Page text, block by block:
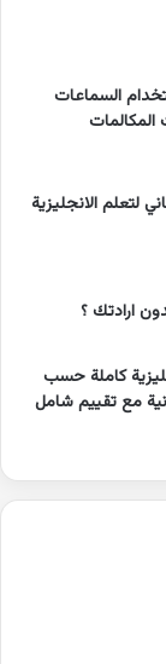
السماعات
لتعلم الانجليزية
ارادتك ؟
كاملة حسب
مع تقييم شامل